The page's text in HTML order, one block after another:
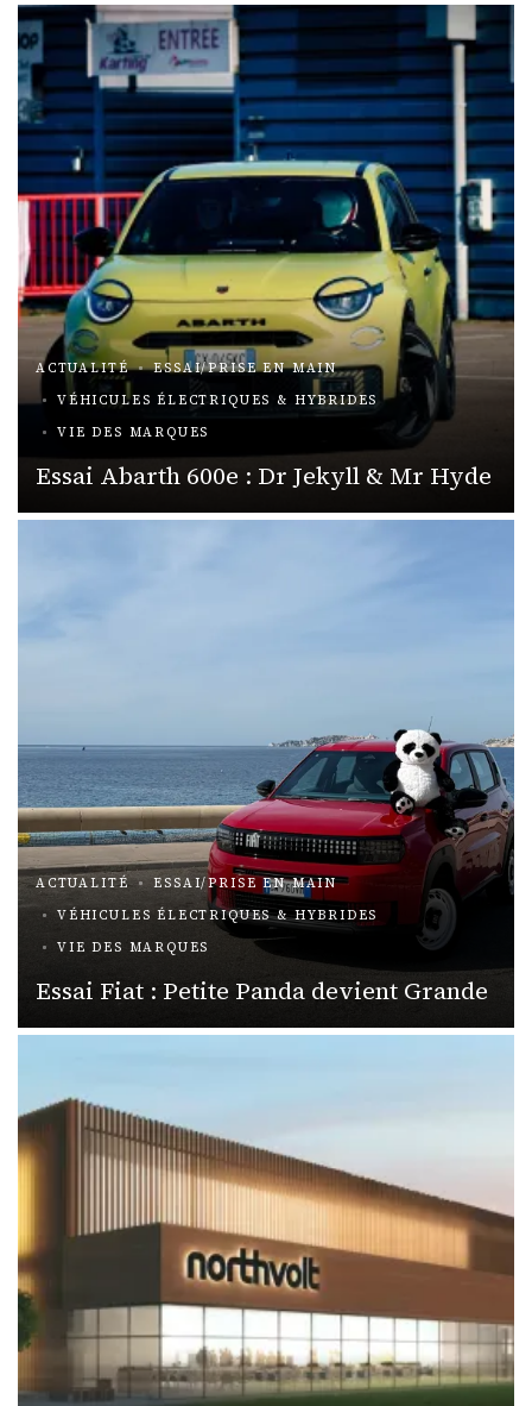
ACTUALITÉ
ESSAI/PRISE EN MAIN
VÉHICULES ÉLECTRIQUES & HYBRIDES
VIE DES MARQUES
Essai Abarth 600e : Dr Jekyll & Mr Hyde
ACTUALITÉ
ESSAI/PRISE EN MAIN
VÉHICULES ÉLECTRIQUES & HYBRIDES
VIE DES MARQUES
Essai Fiat : Petite Panda devient Grande